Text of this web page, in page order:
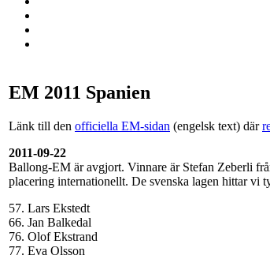
EM 2011 Spanien
Länk till den officiella EM-sidan (engelsk text) där
2011-09-22
Ballong-EM är avgjort. Vinnare är Stefan Zeberli
placering internationellt. De svenska lagen hittar vi
57. Lars Ekstedt
66. Jan Balkedal
76. Olof Ekstrand
77. Eva Olsson